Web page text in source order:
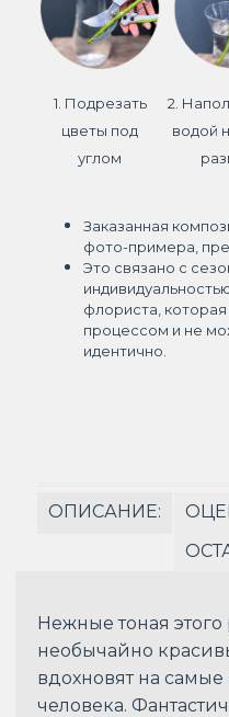
1. Подрезать
цветы под
углом
2.
водой
Заказанная
фото-примера,
Это связано с
флориста,
процессом и не
идентично.
ОПИСАНИЕ:
Нежные тоная этого
необычайно
вдохновят на
человека.